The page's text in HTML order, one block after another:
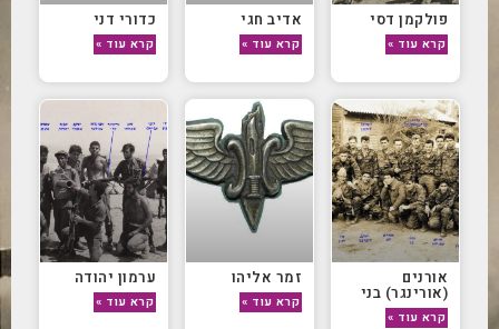
פולקמן דסי
קרא עוד »
אדיב חגי
קרא עוד »
כדורי דני
קרא עוד »
אורנים
(אורינגר) בני
קרא עוד »
זמר אליהו
קרא עוד »
ערמון יהודה
קרא עוד »